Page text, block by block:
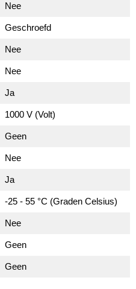
Nee
Geschroefd
Nee
Nee
Ja
1000 V (Volt)
Geen
Nee
Ja
-25 - 55 °C (Graden Celsius)
Nee
Geen
Geen